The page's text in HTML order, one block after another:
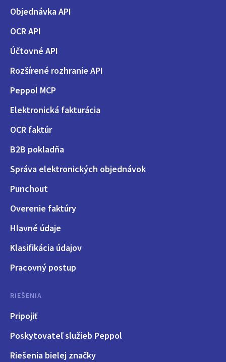
Objednávka API
OCR API
Účtovné API
Rozšírené rozhranie API
Peppol MCP
Elektronická fakturácia
OCR faktúr
B2B pokladňa
Správa elektronických objednávok
Punchout
Overenie faktúry
Hlavné údaje
Klasifikácia údajov
Pracovný postup
RIEŠENIA
Pripojiť
Poskytovateľ služieb Peppol
Riešenia bielej značky